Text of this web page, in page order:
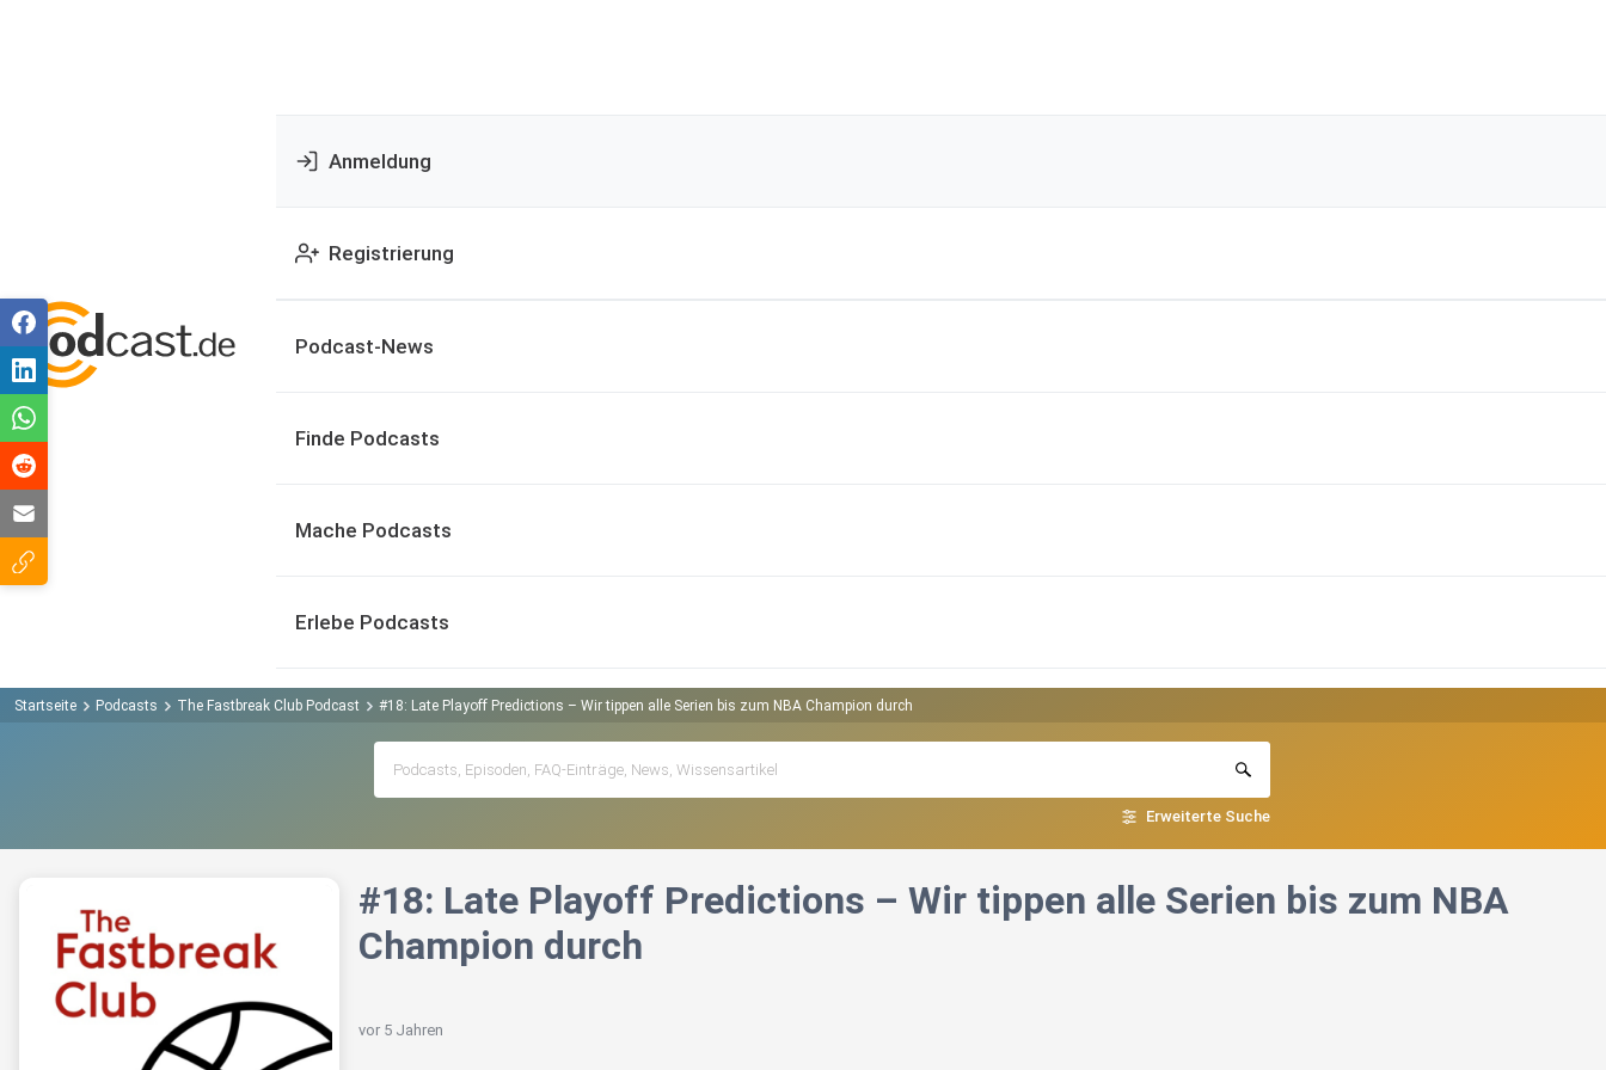
Anmeldung
Registrierung
Podcast-News
Finde Podcasts
Mache Podcasts
Erlebe Podcasts
Startseite Podcasts The Fastbreak Club Podcast #18: Late Playoff Predictions – Wir tippen alle Serien bis zum NBA Champion durch
Erweiterte Suche
#18: Late Playoff Predictions – Wir tippen alle Serien bis zum NBA
Champion durch
vor 5 Jahren